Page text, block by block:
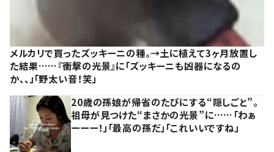
メルカリで買ったズッキーニの種。→土に植えて3ヶ月放置し
た結果……『衝撃の光景』に「ズッキーニも凶器になるの
か、、」「野太い音！笑」
20歳の孫娘が帰省のたびにする“隠しごと”。
祖母が見つけた“まさかの光景”に……「わぁ
ーーー！」「最高の孫だ」「これいいですね」